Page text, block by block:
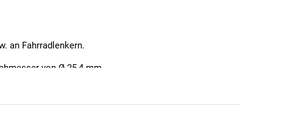
an Fahrradlenkern.
von Ø 25,4 mm.